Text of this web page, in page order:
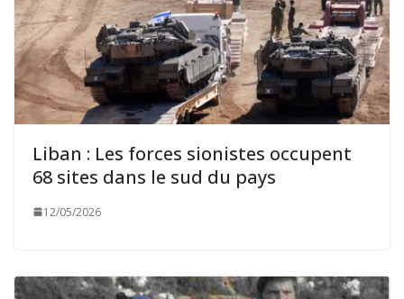
Liban : Les forces sionistes occupent
68 sites dans le sud du pays
12/05/2026